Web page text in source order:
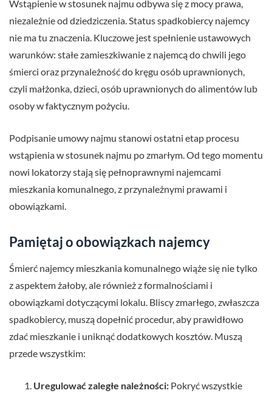
Wstąpienie w stosunek najmu odbywa się z mocy prawa,
niezależnie od dziedziczenia. Status spadkobiercy najemcy
nie ma tu znaczenia. Kluczowe jest spełnienie ustawowych
warunków: stałe zamieszkiwanie z najemcą do chwili jego
śmierci oraz przynależność do kręgu osób uprawnionych,
czyli małżonka, dzieci, osób uprawnionych do alimentów lub
osoby w faktycznym pożyciu.
Podpisanie umowy najmu stanowi ostatni etap procesu
wstąpienia w stosunek najmu po zmarłym. Od tego momentu
nowi lokatorzy stają się pełnoprawnymi najemcami
mieszkania komunalnego, z przynależnymi prawami i
obowiązkami.
Pamiętaj o obowiązkach najemcy
Śmierć najemcy mieszkania komunalnego wiąże się nie tylko
z aspektem żałoby, ale również z formalnościami i
obowiązkami dotyczącymi lokalu. Bliscy zmarłego, zwłaszcza
spadkobiercy, muszą dopełnić procedur, aby prawidłowo
zdać mieszkanie i uniknąć dodatkowych kosztów. Muszą
przede wszystkim:
Uregulować zaległe należności: Pokryć wszystkie